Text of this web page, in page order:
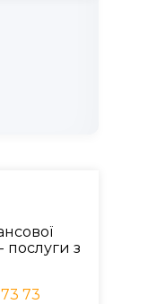
послуги з
73